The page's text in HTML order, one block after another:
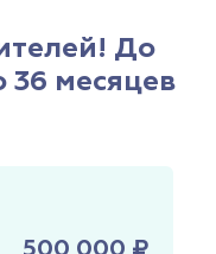
До
месяцев